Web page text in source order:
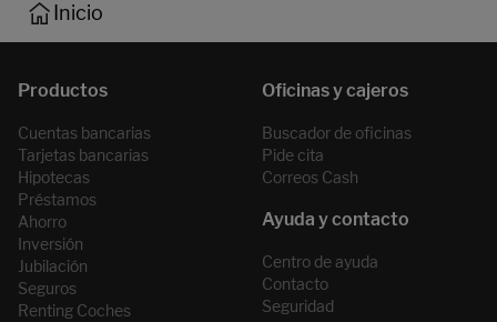
Inicio
Cuentas bancarias
Tarjetas bancarias
Hipotecas
Préstamos
Ahorro
Inversión
Jubilación
Seguros
Renting Coches
Buscador de oficinas
Pide cita
Correos Cash
Centro de ayuda
Contacto
Seguridad